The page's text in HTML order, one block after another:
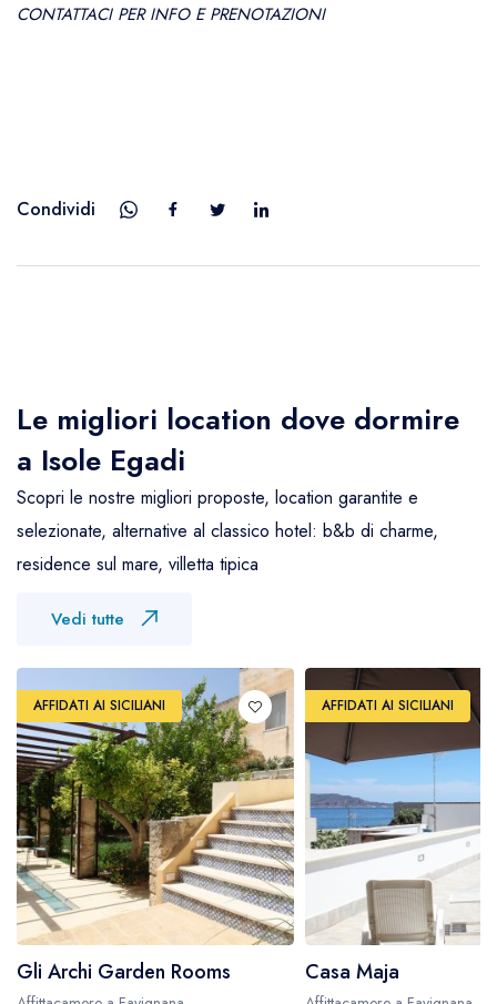
CONTATTACI PER INFO E PRENOTAZIONI
Condividi
Le migliori location dove dormire
a Isole Egadi
Scopri le nostre migliori proposte, location garantite e
selezionate, alternative al classico hotel: b&b di charme,
residence sul mare, villetta tipica
Vedi tutte
AFFIDATI AI SICILIANI
Gli Archi Garden Rooms
AFFIDATI AI SICILIANI
Casa Maja